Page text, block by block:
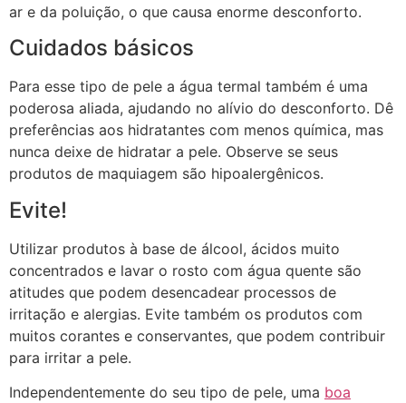
ar e da poluição, o que causa enorme desconforto.
Cuidados básicos
Para esse tipo de pele a água termal também é uma
poderosa aliada, ajudando no alívio do desconforto. Dê
preferências aos hidratantes com menos química, mas
nunca deixe de hidratar a pele. Observe se seus
produtos de maquiagem são hipoalergênicos.
Evite!
Utilizar produtos à base de álcool, ácidos muito
concentrados e lavar o rosto com água quente são
atitudes que podem desencadear processos de
irritação e alergias. Evite também os produtos com
muitos corantes e conservantes, que podem contribuir
para irritar a pele.
Independentemente do seu tipo de pele, uma boa